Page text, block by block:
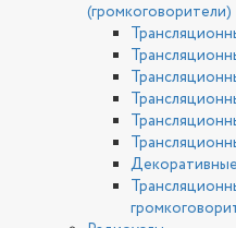
(громкоговорители)